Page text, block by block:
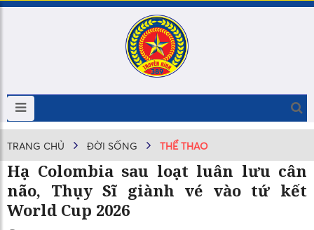
TRANG CHỦ ĐỜI SỐNG THỂ THAO
Hạ Colombia sau loạt luân lưu cân
não, Thụy Sĩ giành vé vào tứ kết
World Cup 2026